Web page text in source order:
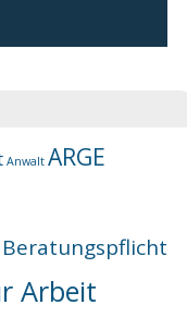
Anwalt ARGE
Beratungspflicht
Arbeit